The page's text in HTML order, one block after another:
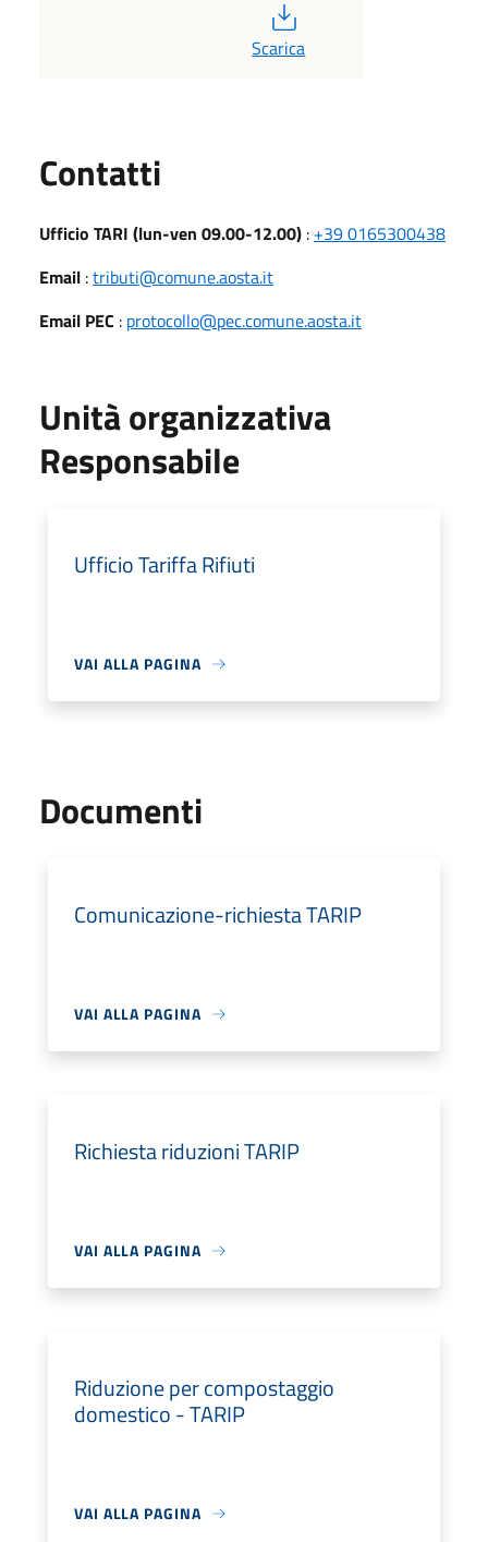
Scarica
Contatti
Ufficio TARI (lun-ven 09.00-12.00) : +39 0165300438
Email :tributi@comune.aosta.it
Email PEC : protocollo@pec.comune.aosta.it
Unità organizzativa
Responsabile
Ufficio Tariffa Rifiuti
VAI ALLA PAGINA
Documenti
Comunicazione-richiesta TARIP
VAI ALLA PAGINA
Richiesta riduzioni TARIP
VAI ALLA PAGINA
Riduzione per compostaggio
domestico - TARIP
VAI ALLA PAGINA